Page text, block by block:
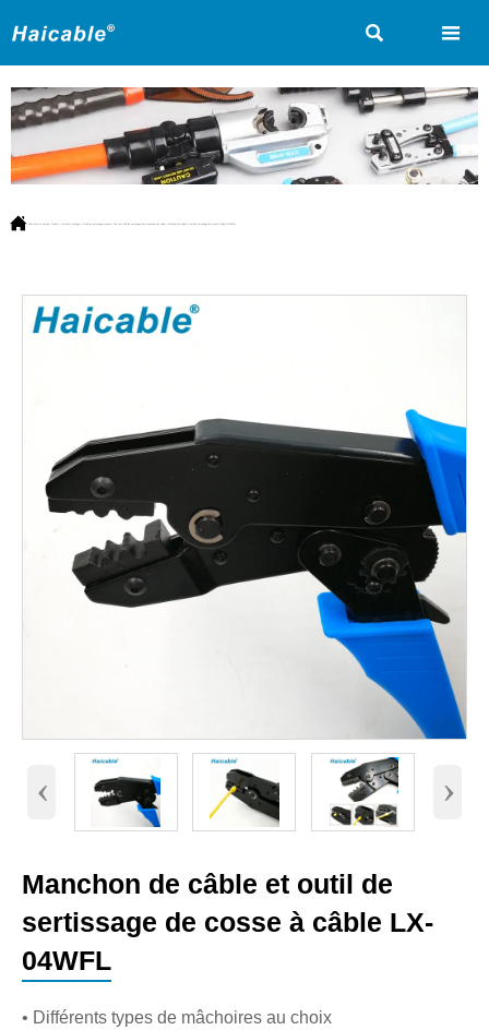
 
 Produit Pour les outils de sertissage des manchons de câble Manchon de câble et outil de sertissage de cosse à câble LX-04WFL
‹ ›
Manchon de câble et outil de
sertissage de cosse à câble LX-
04WFL
• Différents types de mâchoires au choix